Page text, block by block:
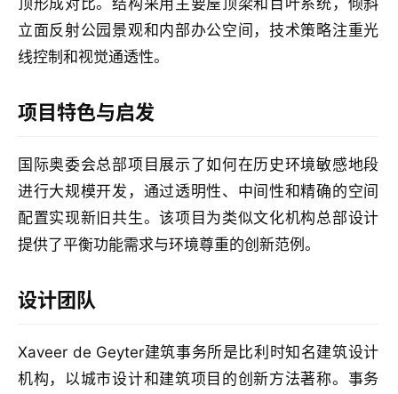
顶形成对比。结构采用主要屋顶梁和百叶系统，倾斜
立面反射公园景观和内部办公空间，技术策略注重光
线控制和视觉通透性。
项目特色与启发
国际奥委会总部项目展示了如何在历史环境敏感地段
进行大规模开发，通过透明性、中间性和精确的空间
配置实现新旧共生。该项目为类似文化机构总部设计
提供了平衡功能需求与环境尊重的创新范例。
设计团队
Xaveer de Geyter建筑事务所是比利时知名建筑设计
机构，以城市设计和建筑项目的创新方法著称。事务